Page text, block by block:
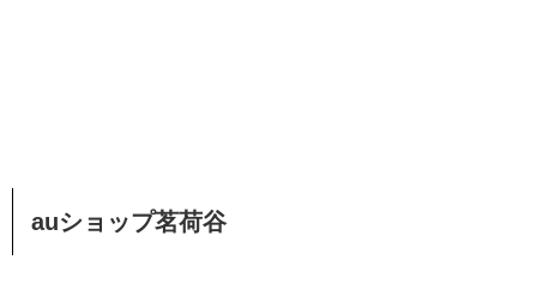
auショップ茗荷谷